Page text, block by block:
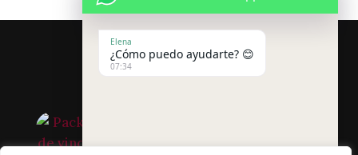
Elena
¿Cómo puedo ayudarte? 😊
07:34